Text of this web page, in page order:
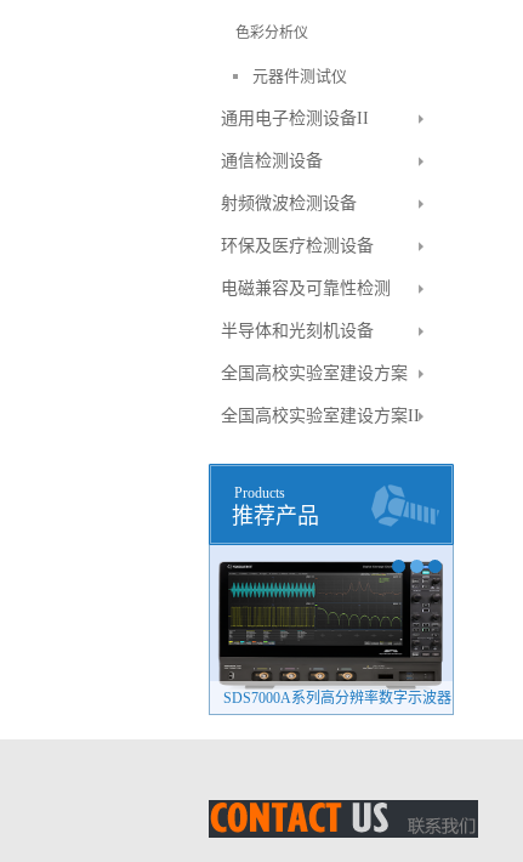
色彩分析仪
元器件测试仪
通用电子检测设备II
通信检测设备
射频微波检测设备
环保及医疗检测设备
电磁兼容及可靠性检测
半导体和光刻机设备
全国高校实验室建设方案
全国高校实验室建设方案II
推荐产品
Products
SDS7000A系列高分辨率数字示波器